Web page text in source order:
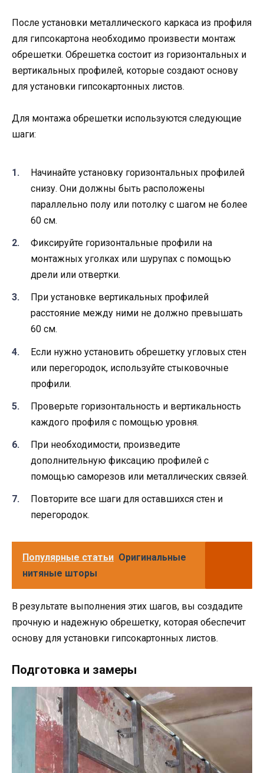
После установки металлического каркаса из профиля
для гипсокартона необходимо произвести монтаж
обрешетки. Обрешетка состоит из горизонтальных и
вертикальных профилей, которые создают основу
для установки гипсокартонных листов.
Для монтажа обрешетки используются следующие
шаги:
Начинайте установку горизонтальных профилей
снизу. Они должны быть расположены
параллельно полу или потолку с шагом не более
60 см.
Фиксируйте горизонтальные профили на
монтажных уголках или шурупах с помощью
дрели или отвертки.
При установке вертикальных профилей
расстояние между ними не должно превышать
60 см.
Если нужно установить обрешетку угловых стен
или перегородок, используйте стыковочные
профили.
Проверьте горизонтальность и вертикальность
каждого профиля с помощью уровня.
При необходимости, произведите
дополнительную фиксацию профилей с
помощью саморезов или металлических связей.
Повторите все шаги для оставшихся стен и
перегородок.
Популярные статьи Оригинальные
нитяные шторы
В результате выполнения этих шагов, вы создадите
прочную и надежную обрешетку, которая обеспечит
основу для установки гипсокартонных листов.
Подготовка и замеры